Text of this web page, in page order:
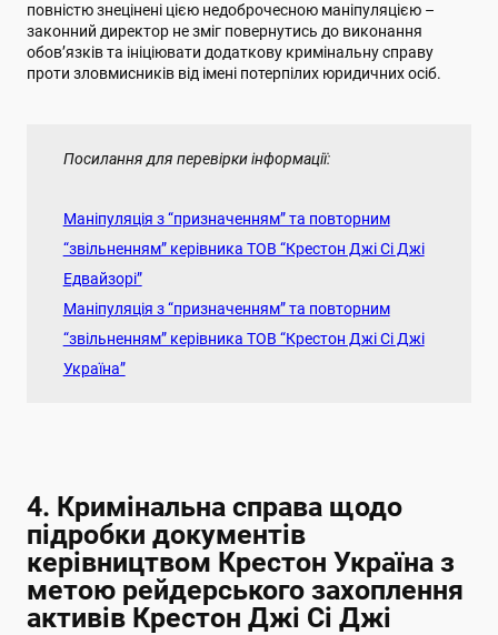
повністю знецінені цією недоброчесною маніпуляцією –
законний директор не зміг повернутись до виконання
обов’язків та ініціювати додаткову кримінальну справу
проти зловмисників від імені потерпілих юридичних осіб.
Посилання для перевірки інформації:
Маніпуляція з “призначенням” та повторним
“звільненням” керівника ТОВ “Крестон Джі Сі Джі
Едвайзорі”
Маніпуляція з “призначенням” та повторним
“звільненням” керівника ТОВ “Крестон Джі Сі Джі
Україна”
4. Кримінальна справа щодо
підробки документів
керівництвом Крестон Україна з
метою рейдерського захоплення
активів Крестон Джі Сі Джі